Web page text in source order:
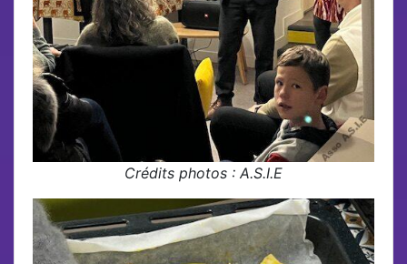
Crédits photos : A.S.I.E